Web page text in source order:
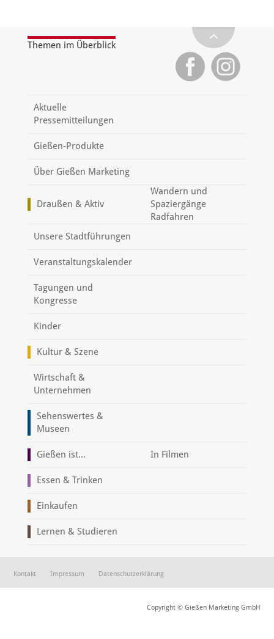
Themen im Überblick
Aktuelle
Pressemitteilungen
Gießen-Produkte
Über Gießen Marketing
Draußen & Aktiv
Wandern und
Spaziergänge
Radfahren
Unsere Stadtführungen
Veranstaltungskalender
Tagungen und
Kongresse
Kinder
Kultur & Szene
Wirtschaft &
Unternehmen
Sehenswertes &
Museen
Gießen ist... In Filmen
Essen & Trinken
Einkaufen
Lernen & Studieren
Kontakt Impressum Datenschutzerklärung
Copyright © Gießen Marketing GmbH